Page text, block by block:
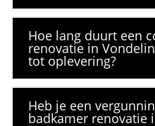
Hoe lang duurt een
renovatie in
tot oplevering?
Heb je een
badkamer renovatie